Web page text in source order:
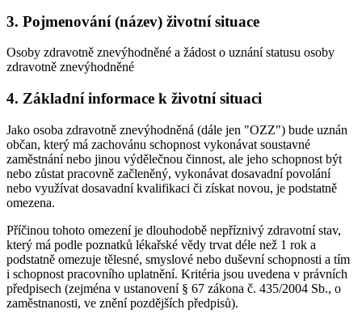
3. Pojmenování (název) životní situace
Osoby zdravotně znevýhodněné a žádost o uznání statusu osoby
zdravotně znevýhodněné
4. Základní informace k životní situaci
Jako osoba zdravotně znevýhodněná (dále jen "OZZ") bude uznán
občan, který má zachovánu schopnost vykonávat soustavné
zaměstnání nebo jinou výdělečnou činnost, ale jeho schopnost být
nebo zůstat pracovně začleněný, vykonávat dosavadní povolání
nebo využívat dosavadní kvalifikaci či získat novou, je podstatně
omezena.
Příčinou tohoto omezení je dlouhodobě nepříznivý zdravotní stav,
který má podle poznatků lékařské vědy trvat déle než 1 rok a
podstatně omezuje tělesné, smyslové nebo duševní schopnosti a tím
i schopnost pracovního uplatnění. Kritéria jsou uvedena v právních
předpisech (zejména v ustanovení § 67 zákona č. 435/2004 Sb., o
zaměstnanosti, ve znění pozdějších předpisů).